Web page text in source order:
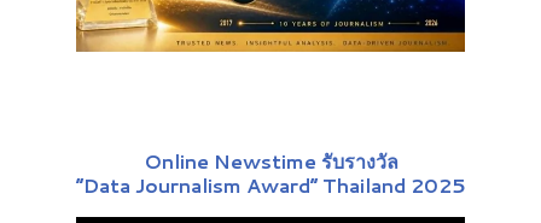
Online Newstime รับรางวัล
“Data Journalism Award” Thailand 2025